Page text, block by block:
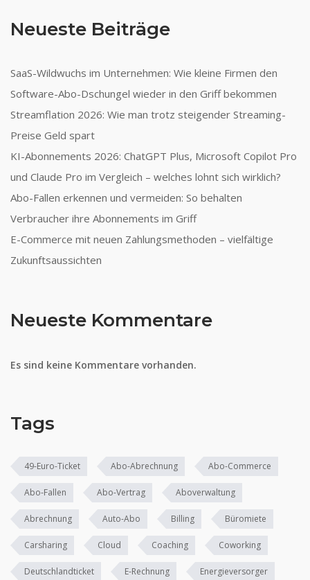
Neueste Beiträge
SaaS-Wildwuchs im Unternehmen: Wie kleine Firmen den
Software-Abo-Dschungel wieder in den Griff bekommen
Streamflation 2026: Wie man trotz steigender Streaming-
Preise Geld spart
KI-Abonnements 2026: ChatGPT Plus, Microsoft Copilot Pro
und Claude Pro im Vergleich – welches lohnt sich wirklich?
Abo-Fallen erkennen und vermeiden: So behalten
Verbraucher ihre Abonnements im Griff
E-Commerce mit neuen Zahlungsmethoden – vielfältige
Zukunftsaussichten
Neueste Kommentare
Es sind keine Kommentare vorhanden.
Tags
49-Euro-Ticket Abo-Abrechnung Abo-Commerce
Abo-Fallen Abo-Vertrag Aboverwaltung
Abrechnung Auto-Abo Billing Büromiete
Carsharing Cloud Coaching Coworking
Deutschlandticket E-Rechnung Energieversorger